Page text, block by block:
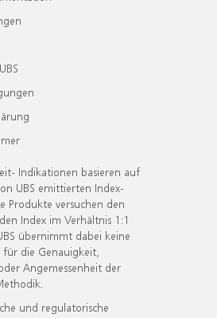
Indikationen basieren auf
UBS emittierten Index-
Produkte versuchen den
Index im Verhältnis 1:1
übernimmt dabei keine
die Genauigkeit,
Angemessenheit der
und regulatorische